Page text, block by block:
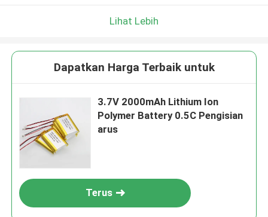
Lihat Lebih
Dapatkan Harga Terbaik untuk
3.7V 2000mAh Lithium Ion
Polymer Battery 0.5C Pengisian
arus
Terus